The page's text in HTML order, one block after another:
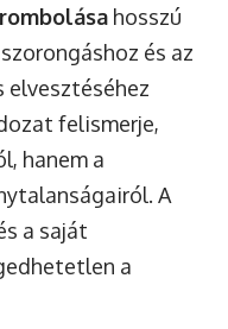
hosszú
és az
felismerje,
hanem a
A
a saját
a